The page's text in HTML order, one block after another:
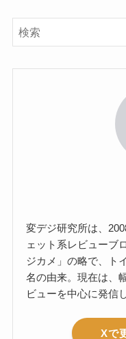
変デジ研究所は、
ェット系レビューブ
ジカメ」の略で、ト
名の由来。現在は、
ビューを中心に発信
Xで